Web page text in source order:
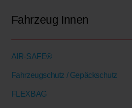
Fahrzeug Innen
AIR-SAFE®
Fahrzeugschutz / Gepäckschutz
FLEXBAG